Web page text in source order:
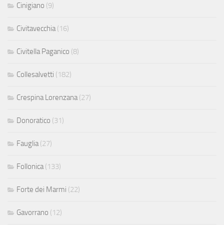
Cinigiano (9)
Civitavecchia (16)
Civitella Paganico (8)
Collesalvetti (182)
Crespina Lorenzana (27)
Donoratico (31)
Fauglia (27)
Follonica (133)
Forte dei Marmi (22)
Gavorrano (12)